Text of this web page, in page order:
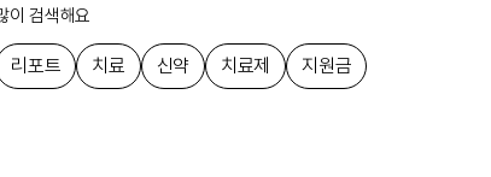
이 검색해요
리포트 치료 신약 치료제 지원금